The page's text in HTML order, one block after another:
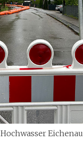
Hochwasser Eichenau